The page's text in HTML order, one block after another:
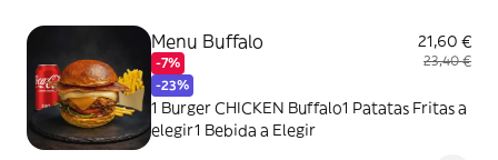
Menu Buffalo
-7%
-23%
21,60 €
23,40 €
1 Burger CHICKEN Buffalo1 Patatas Fritas a
elegir1 Bebida a Elegir